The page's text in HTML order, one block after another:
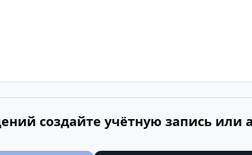
создайте учётную запись или